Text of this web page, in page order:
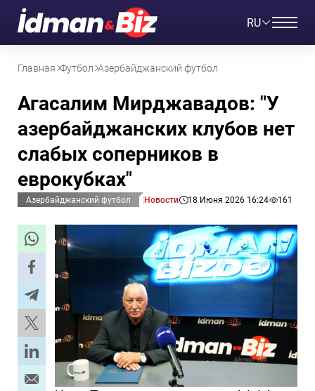
RU
Главная Футбол Азербайджанский футбол
Агасалим Мирджавадов: "У
азербайджанских клубов нет
слабых соперников в
еврокубках"
Азербайджанский футбол Новости 18 Июня 2026 16:24 161